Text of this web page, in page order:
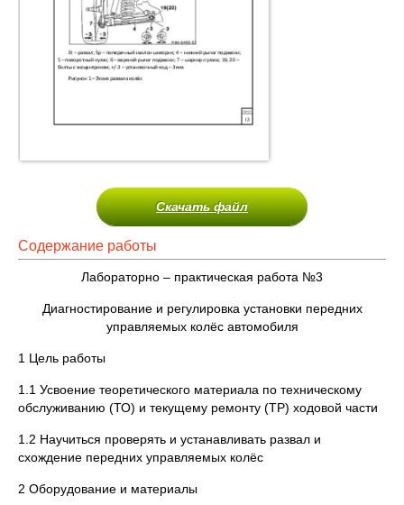
Скачать файл
Содержание работы
Лабораторно – практическая работа №3
Диагностирование и регулировка установки передних
управляемых колёс автомобиля
1 Цель работы
1.1 Усвоение теоретического материала по техническому
обслуживанию (ТО) и текущему ремонту (ТР) ходовой части
1.2 Научиться проверять и устанавливать развал и
схождение передних управляемых колёс
2 Оборудование и материалы